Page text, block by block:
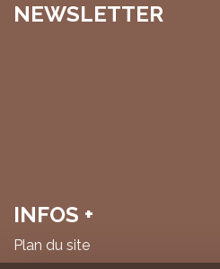
NEWSLETTER
INFOS +
Plan du site